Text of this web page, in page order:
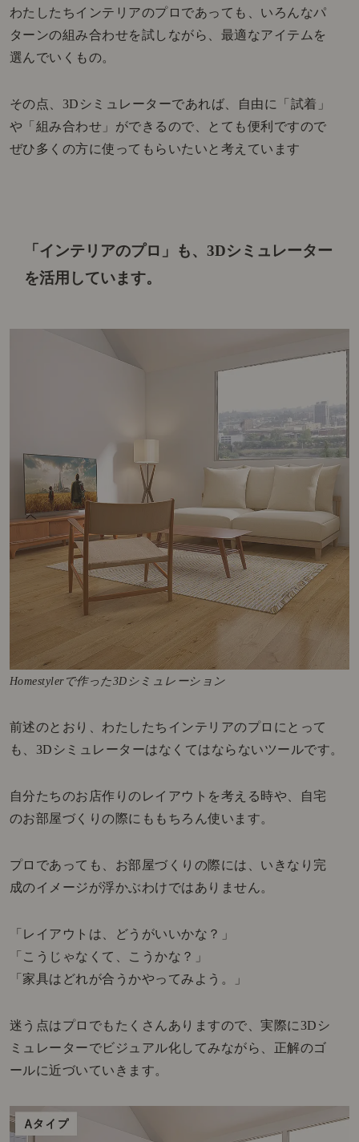
わたしたちインテリアのプロであっても、いろんなパ
ターンの組み合わせを試しながら、最適なアイテムを
選んでいくもの。
その点、3Dシミュレーターであれば、自由に「試着」
や「組み合わせ」ができるので、とても便利ですので
ぜひ多くの方に使ってもらいたいと考えています
「インテリアのプロ」も、3Dシミュレーター
を活用しています。
Homestylerで作った3Dシミュレーション
前述のとおり、わたしたちインテリアのプロにとって
も、3Dシミュレーターはなくてはならないツールです。
自分たちのお店作りのレイアウトを考える時や、自宅
のお部屋づくりの際にももちろん使います。
プロであっても、お部屋づくりの際には、いきなり完
成のイメージが浮かぶわけではありません。
「レイアウトは、どうがいいかな？」
「こうじゃなくて、こうかな？」
「家具はどれが合うかやってみよう。」
迷う点はプロでもたくさんありますので、実際に3Dシ
ミュレーターでビジュアル化してみながら、正解のゴ
ールに近づいていきます。